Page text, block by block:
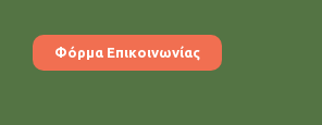
Φόρμα Επικοινωνίας